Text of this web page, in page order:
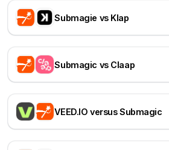
Submagie vs Klap
Submagic vs Claap
VEED.IO versus Submagic